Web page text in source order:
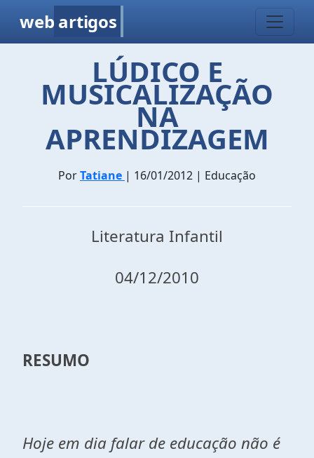
web artigos
LÚDICO E
MUSICALIZAÇÃO
NA
APRENDIZAGEM
PorTatiane | 16/01/2012 | Educação
Literatura Infantil
04/12/2010
RESUMO
Hoje em dia falar de educação não é